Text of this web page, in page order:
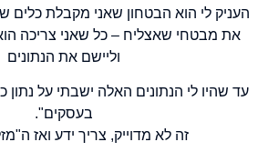
העניק לי הוא הבטחון שאני מקבלת כלים
את מבטחי שאצליח – כל שאני צריכה
וליישם את הנתונים
עד שהיו לי הנתונים האלה ישבתי על נתון
בעסקים".
זה לא מדוייק, צריך ידע ואז